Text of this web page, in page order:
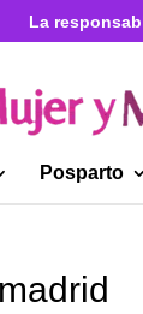
La
Posparto